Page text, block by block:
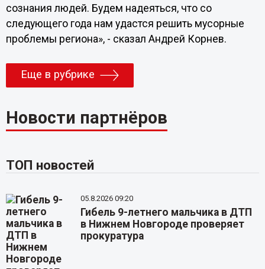
сознания людей. Будем надеяться, что со
следующего года нам удастся решить мусорные
проблемы региона», - сказал Андрей Корнев.
Еще в рубрике
Новости партнёров
ТОП новостей
05.8.2026 09:20
Гибель 9-летнего мальчика в ДТП
в Нижнем Новгороде проверяет
прокуратура